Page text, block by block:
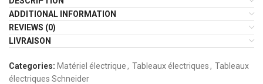
ADDITIONAL INFORMATION
REVIEWS (0)
LIVRAISON
Categories: Matériel électrique, Tableaux électriques, Tableaux
électriques Schneider